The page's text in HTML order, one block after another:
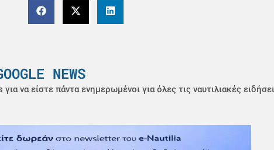
NEWS
να είστε πάντα ενημερωμένοι για όλες τις ναυτιλιακές